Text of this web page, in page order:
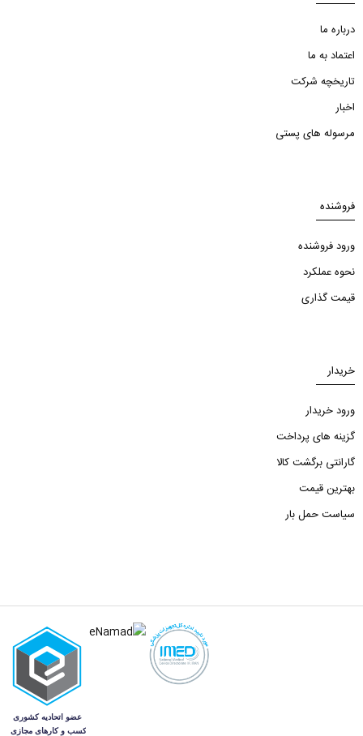
درباره ما
اعتماد به ما
تاریخچه شرکت
اخبار
مرسوله های پستی
فروشنده
ورود فروشنده
نحوه عملکرد
قیمت گذاری
خریدار
ورود خریدار
گزینه های پرداخت
گارانتی برگشت کالا
بهترین قیمت
سیاست حمل بار